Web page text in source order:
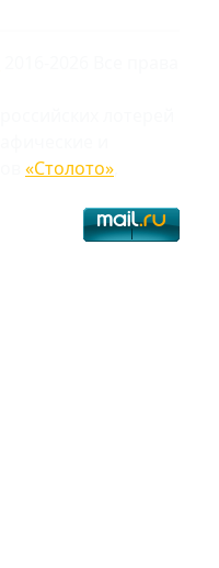
«Столото»